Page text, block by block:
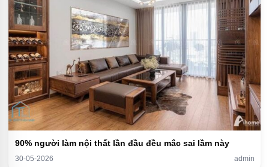
90% người làm nội thất lần đầu đều mắc sai lầm này
30-05-2026 admin